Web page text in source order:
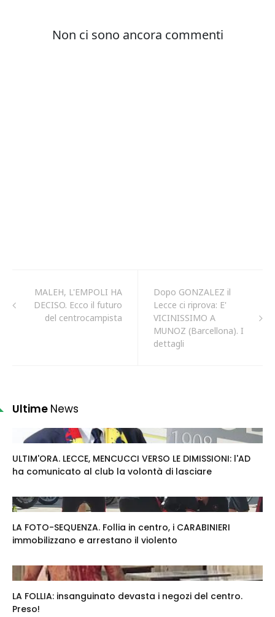
MALEH, L'EMPOLI HA
DECISO. Ecco il futuro
del centrocampista
Dopo GONZALEZ il
Lecce ci riprova: E'
VICINISSIMO A
MUNOZ (Barcellona). I
dettagli
Ultime News
ULTIM'ORA. LECCE, MENCUCCI VERSO LE DIMISSIONI: l'AD
ha comunicato al club la volontà di lasciare
LA FOTO-SEQUENZA. Follia in centro, i CARABINIERI
immobilizzano e arrestano il violento
LA FOLLIA: insanguinato devasta i negozi del centro.
Preso!